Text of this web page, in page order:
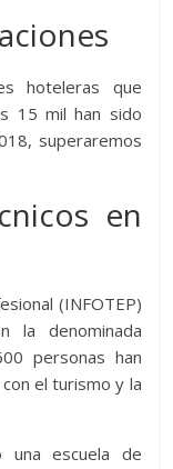
hoteleras que
15 mil han sido
superaremos
en
(INFOTEP)
la denominada
personas han
el turismo y la
una escuela de